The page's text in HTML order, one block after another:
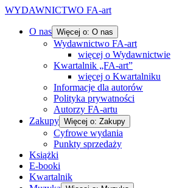
WYDAWNICTWO FA-art
O nas Więcej o: O nas
Wydawnictwo FA-art
więcej o Wydawnictwie
Kwartalnik „FA-art”
więcej o Kwartalniku
Informacje dla autorów
Polityka prywatności
Autorzy FA-artu
Zakupy Więcej o: Zakupy
Cyfrowe wydania
Punkty sprzedaży
Książki
E-booki
Kwartalnik